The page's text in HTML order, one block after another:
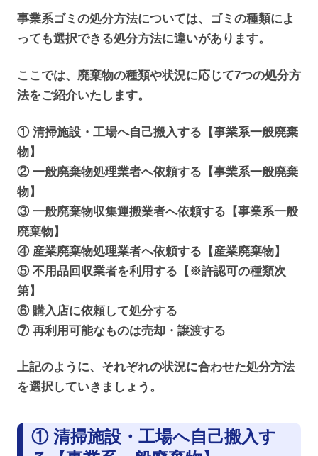
事業系ゴミの処分方法については、ゴミの種類によ
っても選択できる処分方法に違いがあります。
ここでは、廃棄物の種類や状況に応じて7つの処分方
法をご紹介いたします。
① 清掃施設・工場へ自己搬入する【事業系一般廃棄
物】
② 一般廃棄物処理業者へ依頼する【事業系一般廃棄
物】
③ 一般廃棄物収集運搬業者へ依頼する【事業系一般
廃棄物】
④ 産業廃棄物処理業者へ依頼する【産業廃棄物】
⑤ 不用品回収業者を利用する【※許認可の種類次
第】
⑥ 購入店に依頼して処分する
⑦ 再利用可能なものは売却・譲渡する
上記のように、それぞれの状況に合わせた処分方法
を選択していきましょう。
① 清掃施設・工場へ自己搬入す